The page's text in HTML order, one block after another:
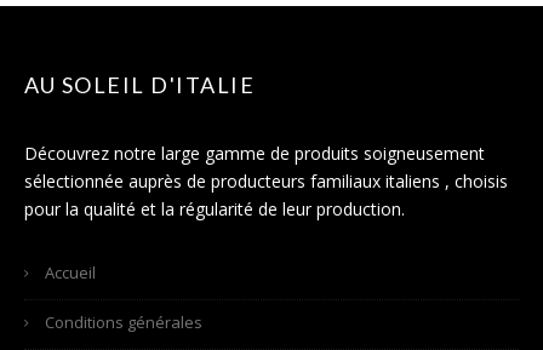
AU SOLEIL D'ITALIE
Découvrez notre large gamme de produits soigneusement
sélectionnée auprès de producteurs familiaux italiens , choisis
pour la qualité et la régularité de leur production.
Accueil
Conditions générales